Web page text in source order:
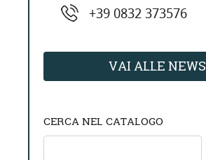
+39 0832 373576
VAI ALLE NEWS
CERCA NEL CATALOGO